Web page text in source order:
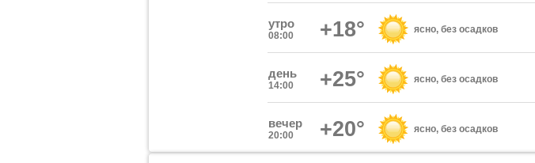
утро
08:00 +18° ясно, без осадков
день
14:00 +25° ясно, без осадков
вечер
20:00 +20° ясно, без осадков